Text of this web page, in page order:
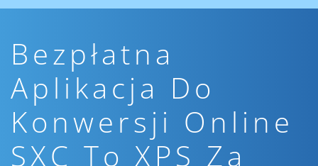
Bezpłatna
Aplikacja Do
Konwersji Online
SXC To XPS Za